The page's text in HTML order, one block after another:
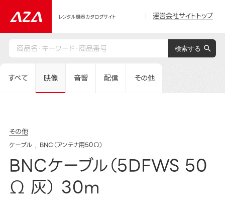
レンタル機器カタログサイト 運営会社サイトトップ
すべて 映像 音響 配信 その他
その他
ケーブル BNC（アンテナ用50Ω）
BNCケーブル（5DFWS 50
Ω 灰） 30m